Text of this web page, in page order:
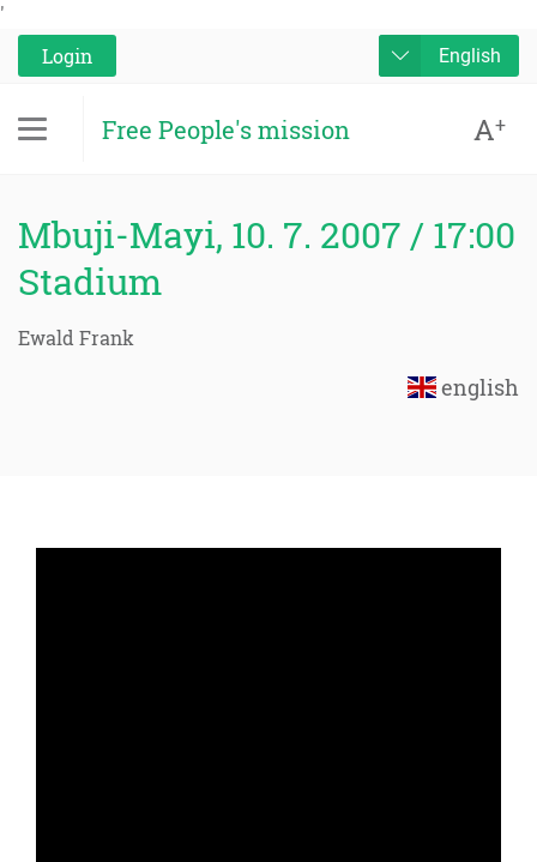
'
Login
English
Free People's mission A+
Mbuji-Mayi, 10. 7. 2007 / 17:00
Stadium
Ewald Frank
english